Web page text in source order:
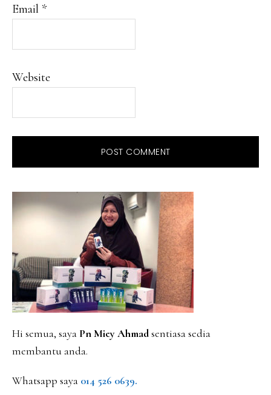
Email *
Website
PRIMARY
SIDEBAR
Hi semua, saya Pn Miey Ahmadsentiasa sedia
membantu anda.
Whatsapp saya 014 526 0639.